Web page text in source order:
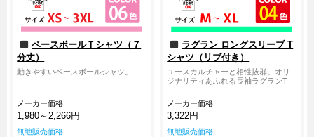
ベースボールＴシャツ（７
分丈）
動きやすいベースボールシャツ。
メーカー価格
1,980～2,266円
無地販売価格
ラグラン ロングスリーブ T
シャツ（リブ付き）
ユースカルチャーと相性抜群。オリ
ジナリティあふれる長袖ラグランT
メーカー価格
3,322円
無地販売価格